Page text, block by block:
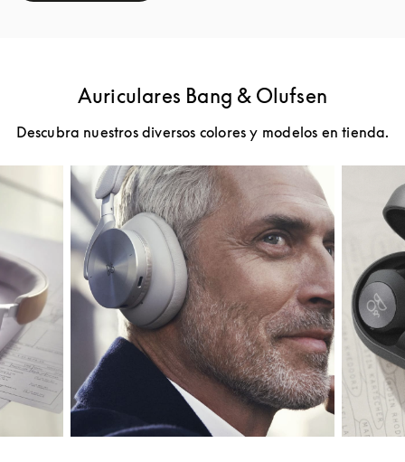
Auriculares Bang & Olufsen
Descubra nuestros diversos colores y modelos en tienda.